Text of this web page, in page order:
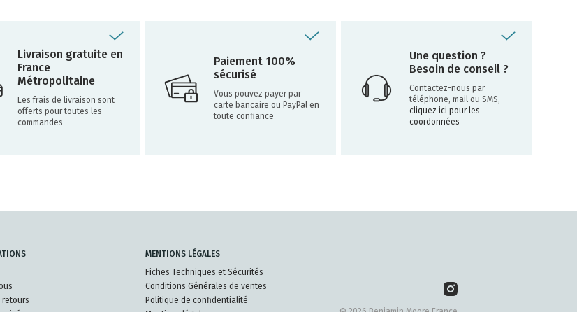
Livraison gratuite en
France
Métropolitaine
Les frais de livraison sont
offerts pour toutes les
commandes
Paiement 100%
sécurisé
Vous pouvez payer par
carte bancaire ou PayPal en
toute confiance
Une question ?
Besoin de conseil ?
Contactez-nous par
téléphone, mail ou SMS,
cliquez ici pour les
coordonnées
retours
MENTIONS LÉGALES
Fiches Techniques et Sécurités
Conditions Générales de ventes
Politique de confidentialité